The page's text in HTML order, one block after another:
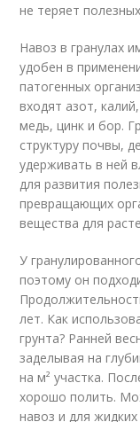
не теряет
Навоз в гранулах
удобен в
патогенных
входят азот,
медь, цинк и бор.
структуру почвы,
удерживать в ней
для развития
превращающих
вещества для
У
поэтому он
лет. Как
грунта? Ранней
заделывая на
на м² участка.
хорошо полить.
навоз и для